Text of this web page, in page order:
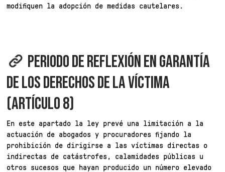
modifiquen la adopción de medidas cautelares.
PERIODO DE REFLEXIÓN EN GARANTÍA
DE LOS DERECHOS DE LA VÍCTIMA
(ARTÍCULO 8)
En este apartado la ley prevé una limitación a la
actuación de abogados y procuradores fijando la
prohibición de dirigirse a las víctimas directas o
indirectas de catástrofes, calamidades públicas u
otros sucesos que hayan producido un número elevado